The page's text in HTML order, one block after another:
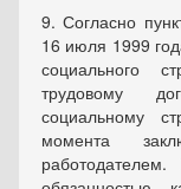
9. Согласно
16 июля 1999
социального
трудовому
социальному
момента